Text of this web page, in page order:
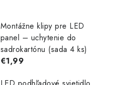
Montážne klipy pre LED
panel – uchytenie do
sadrokartónu (sada 4 ks)
€1,99